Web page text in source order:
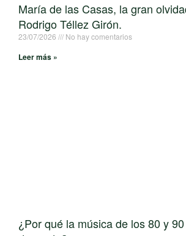
María de las Casas, la gran
Rodrigo Téllez Girón.
23/07/2026 No hay comentarios
Leer más »
¿Por qué la música de los 80 y